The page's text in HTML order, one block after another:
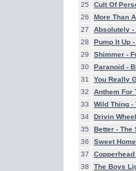
25
Cult Of
26
More Than
27
Absolutely -
28
Pump It Up -
29
Shimmer -
30
Paranoid -
31
You Really
32
Anthem For
33
Wild Thing -
34
Drivin
35
Better - The
36
Sweet
37
Copperhead
38
The Boys